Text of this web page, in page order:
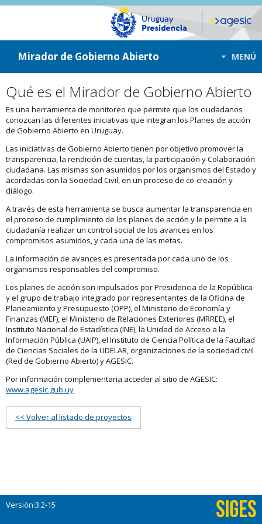
ir a contenido
ir al menú
Mirador de Gobierno Abierto MENÚ
Qué es el Mirador de Gobierno Abierto
Es una herramienta de monitoreo que permite que los ciudadanos
conozcan las diferentes iniciativas que integran los Planes de acción
de Gobierno Abierto en Uruguay.
Las iniciativas de Gobierno Abierto tienen por objetivo promover la
transparencia, la rendición de cuentas, la participación y Colaboración
ciudadana. Las mismas son asumidos por los organismos del Estado y
acordadas con la Sociedad Civil, en un proceso de co-creación y
diálogo.
A través de esta herramienta se busca aumentar la transparencia en
el proceso de cumplimiento de los planes de acción y le permite a la
ciudadanía realizar un control social de los avances en los
compromisos asumidos, y cada una de las metas.
La información de avances es presentada por cada uno de los
organismos responsables del compromiso.
Los planes de acción son impulsados por Presidencia de la República
y el grupo de trabajo integrado por representantes de la Oficina de
Planeamiento y Presupuesto (OPP), el Ministerio de Economía y
Finanzas (MEF), el Ministerio de Relaciones Exteriores (MRREE), el
Instituto Nacional de Estadística (INE), la Unidad de Acceso a la
Información Pública (UAIP), el Instituto de Ciencia Política de la Facultad
de Ciencias Sociales de la UDELAR, organizaciones de la sociedad civil
(Red de Gobierno Abierto) y AGESIC.
Por información complementaria acceder al sitio de AGESIC:
www.agesic.gub.uy
<< Volver al listado de proyectos
Versión:3.2-15